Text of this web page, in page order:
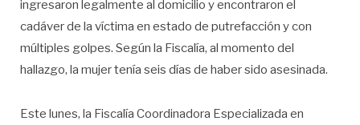
ingresaron legalmente al domicilio y encontraron el
cadáver de la víctima en estado de putrefacción y con
múltiples golpes. Según la Fiscalía, al momento del
hallazgo, la mujer tenía seis días de haber sido asesinada.
Este lunes, la Fiscalía Coordinadora Especializada en